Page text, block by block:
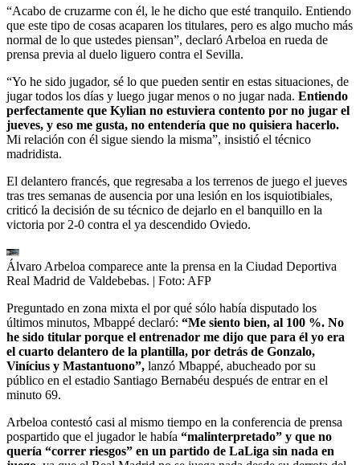
“Acabo de cruzarme con él, le he dicho que esté tranquilo. Entiendo
que este tipo de cosas acaparen los titulares, pero es algo mucho más
normal de lo que ustedes piensan”, declaró Arbeloa en rueda de
prensa previa al duelo liguero contra el Sevilla.
“Yo he sido jugador, sé lo que pueden sentir en estas situaciones, de
jugar todos los días y luego jugar menos o no jugar nada. Entiendo
perfectamente que Kylian no estuviera contento por no jugar el
jueves, y eso me gusta, no entendería que no quisiera hacerlo.
Mi relación con él sigue siendo la misma”, insistió el técnico
madridista.
El delantero francés, que regresaba a los terrenos de juego el jueves
tras tres semanas de ausencia por una lesión en los isquiotibiales,
criticó la decisión de su técnico de dejarlo en el banquillo en la
victoria por 2-0 contra el ya descendido Oviedo.
Álvaro Arbeloa comparece ante la prensa en la Ciudad Deportiva
Real Madrid de Valdebebas. | Foto: AFP
Preguntado en zona mixta el por qué sólo había disputado los
últimos minutos, Mbappé declaró: “Me siento bien, al 100 %. No
he sido titular porque el entrenador me dijo que para él yo era
el cuarto delantero de la plantilla, por detrás de Gonzalo,
Vinícius y Mastantuono”, lanzó Mbappé, abucheado por su
público en el estadio Santiago Bernabéu después de entrar en el
minuto 69.
Arbeloa contestó casi al mismo tiempo en la conferencia de prensa
pospartido que el jugador le había “malinterpretado” y que no
quería “correr riesgos” en un partido de LaLiga sin nada en